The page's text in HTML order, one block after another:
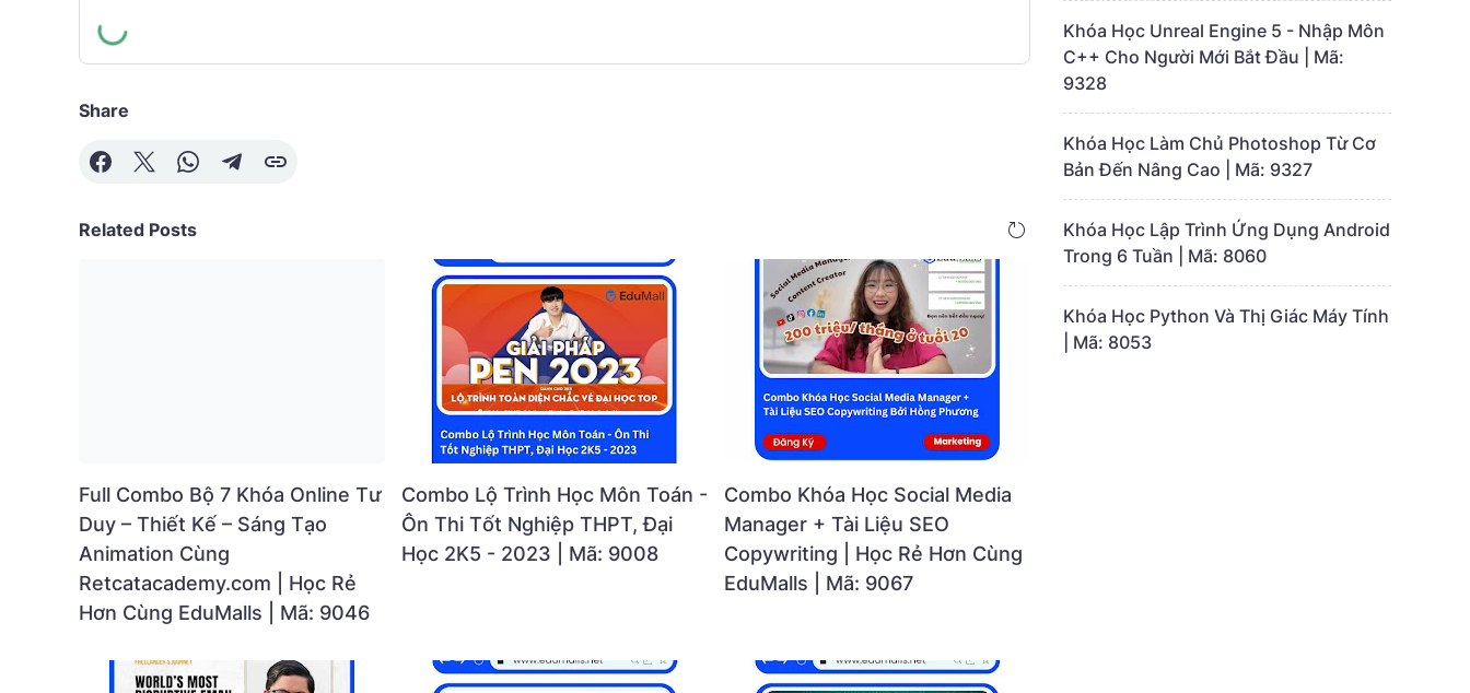
Share
Related Posts
Full Combo Bộ 7 Khóa Online Tư
Duy – Thiết Kế – Sáng Tạo
Animation Cùng
Retcatacademy.com | Học Rẻ
Hơn Cùng EduMalls | Mã: 9046
Combo Lộ Trình Học Môn Toán -
Ôn Thi Tốt Nghiệp THPT, Đại
Học 2K5 - 2023 | Mã: 9008
Combo Khóa Học Social Media
Manager + Tài Liệu SEO
Copywriting | Học Rẻ Hơn Cùng
EduMalls | Mã: 9067
Khóa Học Unreal Engine 5 - Nhập Môn
C++ Cho Người Mới Bắt Đầu | Mã:
9328
Khóa Học Làm Chủ Photoshop Từ Cơ
Bản Đến Nâng Cao | Mã: 9327
Khóa Học Lập Trình Ứng Dụng Android
Trong 6 Tuần | Mã: 8060
Khóa Học Python Và Thị Giác Máy Tính
| Mã: 8053